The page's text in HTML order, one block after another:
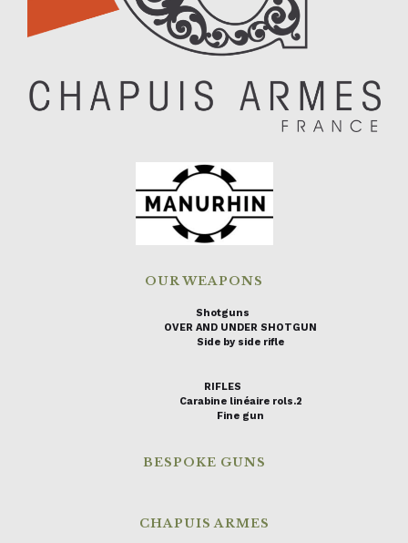
OUR WEAPONS
Shotguns
OVER AND UNDER SHOTGUN
Side by side rifle
RIFLES
Carabine linéaire rols.2
Fine gun
BESPOKE GUNS
CHAPUIS ARMES